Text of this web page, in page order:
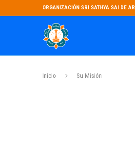
ORGANIZACIÓN SRI SATHYA SAI DE
Inicio Su Misión